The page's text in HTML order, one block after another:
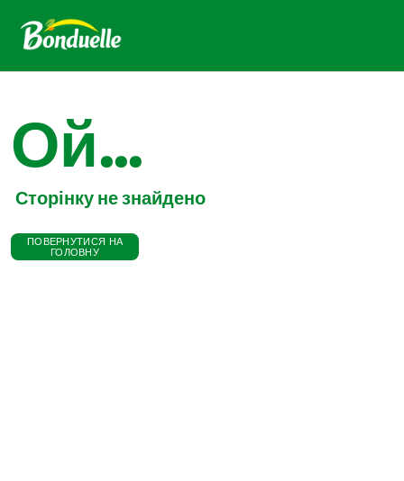
Ой...
Сторінку не знайдено
ПОВЕРНУТИСЯ НА
ГОЛОВНУ